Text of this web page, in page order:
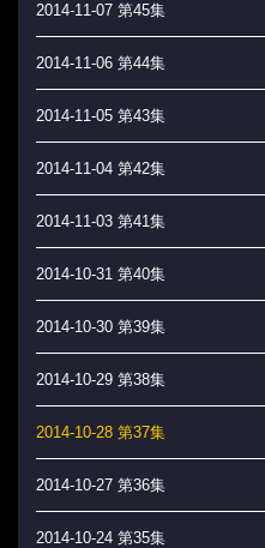
2014-11-07 第45集
2014-11-06 第44集
2014-11-05 第43集
2014-11-04 第42集
2014-11-03 第41集
2014-10-31 第40集
2014-10-30 第39集
2014-10-29 第38集
2014-10-28 第37集
2014-10-27 第36集
2014-10-24 第35集